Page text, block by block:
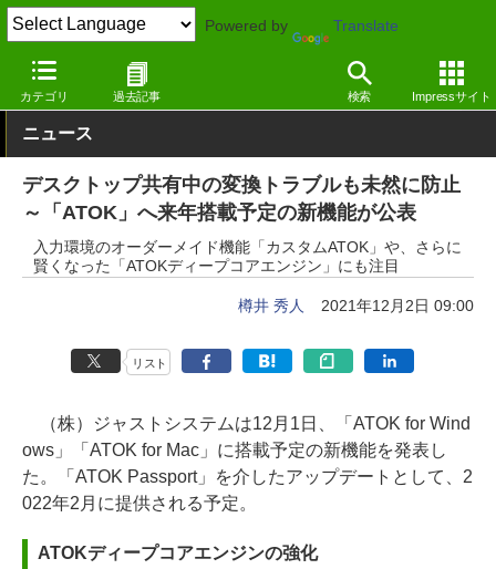
Powered by Translate
カテゴリ 過去記事 検索 Impressサイト
窓の杜 オフィス・ドキュメント ドキュメント Windows
ニュース
デスクトップ共有中の変換トラブルも未然に防止
～「ATOK」へ来年搭載予定の新機能が公表
入力環境のオーダーメイド機能「カスタムATOK」や、さらに
賢くなった「ATOKディープコアエンジン」にも注目
樽井 秀人 2021年12月2日 09:00
リスト
（株）ジャストシステムは12月1日、「ATOK for Wind
ows」「ATOK for Mac」に搭載予定の新機能を発表し
た。「ATOK Passport」を介したアップデートとして、2
022年2月に提供される予定。
ATOKディープコアエンジンの強化